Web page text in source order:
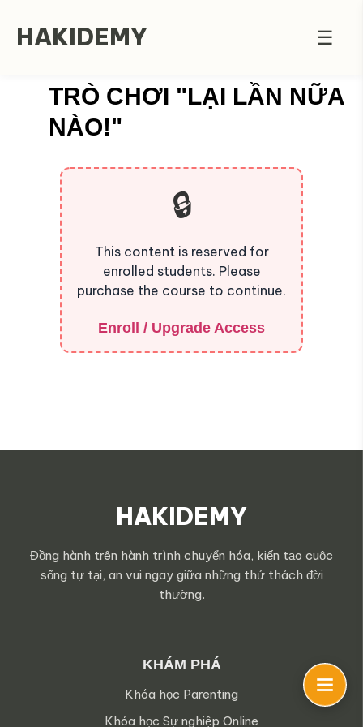
HAKIDEMY ☰
TRÒ CHƠI "LẠI LẦN NỮA
NÀO!"
🔒
This content is reserved for
enrolled students. Please
purchase the course to continue.
Enroll / Upgrade
Access
Đồng hành trên hành trình chuyển hóa, kiến tạo cuộc
sống tự tại, an vui ngay giữa những thử thách đời
KHÁM PHÁ
Khóa học Parenting